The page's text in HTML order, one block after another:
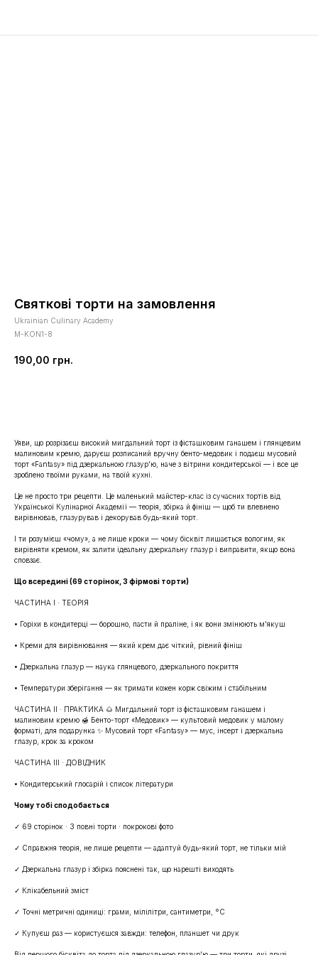
Святкові торти на замовлення
Ukrainian Culinary Academy
M-KON1-8
190,00 грн.
Уяви, що розрізаєш високий мигдальний торт із фісташковим ганашем і глянцевим
малиновим кремю, даруєш розписаний вручну бенто-медовик і подаєш мусовий
торт «Fantasy» під дзеркальною глазур'ю, наче з вітрини кондитерської — і все це
зроблено твоїми руками, на твоїй кухні.
Це не просто три рецепти. Це маленький майстер-клас із сучасних тортів від
Української Кулінарної Академії — теорія, збірка й фініш — щоб ти впевнено
вирівнював, глазурував і декорував будь-який торт.
І ти розумієш «чому», а не лише кроки — чому бісквіт лишається вологим, як
вирівняти кремом, як залити ідеальну дзеркальну глазур і виправити, якщо вона
сповзає.
Що всередині (69 сторінок, 3 фірмові торти)
ЧАСТИНА I · ТЕОРІЯ
• Горіхи в кондитерці — борошно, пасти й праліне, і як вони змінюють м'якуш
• Креми для вирівнювання — який крем дає чіткий, рівний фініш
• Дзеркальна глазур — наука глянцевого, дзеркального покриття
• Температури зберігання — як тримати кожен корж свіжим і стабільним
ЧАСТИНА II · ПРАКТИКА 🌰 Мигдальний торт із фісташковим ганашем і
малиновим кремю 🍯 Бенто-торт «Медовик» — культовий медовик у малому
форматі, для подарунка ✨ Мусовий торт «Fantasy» — мус, інсерт і дзеркальна
глазур, крок за кроком
ЧАСТИНА III · ДОВІДНИК
• Кондитерський глосарій і список літератури
Чому тобі сподобається
✓ 69 сторінок · 3 повні торти · покрокові фото
✓ Справжня теорія, не лише рецепти — адаптуй будь-який торт, не тільки мій
✓ Дзеркальна глазур і збірка пояснені так, що нарешті виходять
✓ Клікабельний зміст
✓ Точні метричні одиниці: грами, мілілітри, сантиметри, °C
✓ Купуєш раз — користуєшся завжди: телефон, планшет чи друк